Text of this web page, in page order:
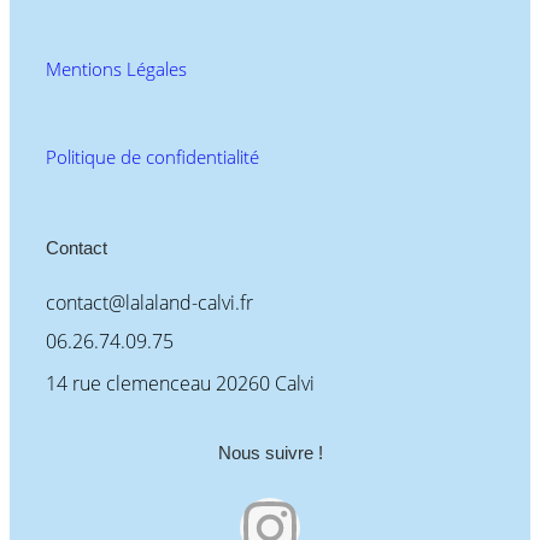
Mentions Légales
Politique de confidentialité
Contact
contact@lalaland-calvi.fr
06.26.74.09.75
14 rue clemenceau 20260 Calvi
Nous suivre !